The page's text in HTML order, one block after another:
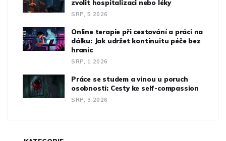
zvolit hospitalizaci nebo léky
SRP, 5 2026
Online terapie při cestování a práci na
dálku: Jak udržet kontinuitu péče bez
hranic
SRP, 1 2026
Práce se studem a vinou u poruch
osobnosti: Cesty ke self-compassion
SRP, 3 2026